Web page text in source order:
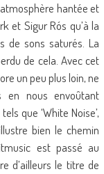
hantée et
et Sigur Rós qu’à la
de sons saturés. La
de cela. Avec cet
un peu plus loin, ne
en nous envoûtant
que ‘White Noise’,
bien le chemin
est passé au
d’ailleurs le titre de